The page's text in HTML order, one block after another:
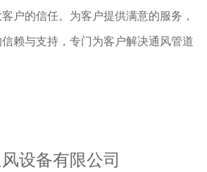
户的信任。为客户提供满意的服务，
赖与支持，专门为客户解决通风管道
设备有限公司